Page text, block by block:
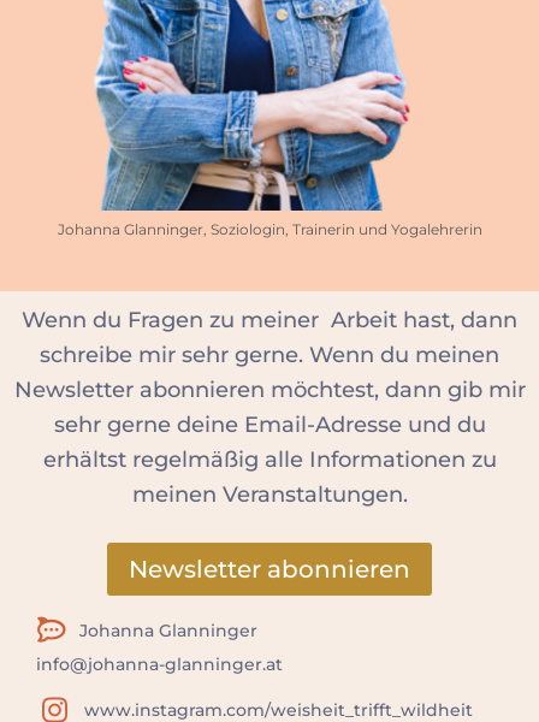
Johanna Glanninger, Soziologin, Trainerin und Yogalehrerin
Wenn du Fragen zu meiner Arbeit hast, dann
schreibe mir sehr gerne. Wenn du meinen
Newsletter abonnieren möchtest, dann gib mir
sehr gerne deine Email-Adresse und du
erhältst regelmäßig alle Informationen zu
meinen Veranstaltungen.
Newsletter abonnieren
Johanna Glanninger
info@johanna-glanninger.at
www.instagram.com/weisheit_trifft_wildheit